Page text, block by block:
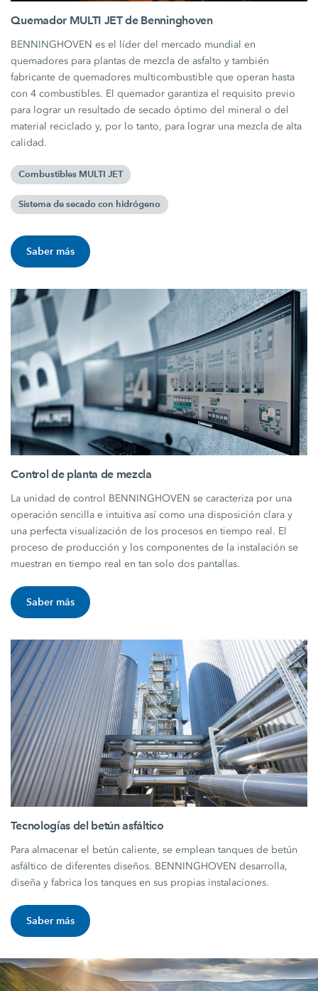
Quemador MULTI JET de Benninghoven
BENNINGHOVEN es el líder del mercado mundial en
quemadores para plantas de mezcla de asfalto y también
fabricante de quemadores multicombustible que operan hasta
con 4 combustibles. El quemador garantiza el requisito previo
para lograr un resultado de secado óptimo del mineral o del
material reciclado y, por lo tanto, para lograr una mezcla de alta
calidad.
Combustibles MULTI JET
Sistema de secado con hidrógeno
Saber más
Control de planta de mezcla
La unidad de control BENNINGHOVEN se caracteriza por una
operación sencilla e intuitiva así como una disposición clara y
una perfecta visualización de los procesos en tiempo real. El
proceso de producción y los componentes de la instalación se
muestran en tiempo real en tan solo dos pantallas.
Saber más
Tecnologías del betún asfáltico
Para almacenar el betún caliente, se emplean tanques de betún
asfáltico de diferentes diseños. BENNINGHOVEN desarrolla,
diseña y fabrica los tanques en sus propias instalaciones.
Saber más